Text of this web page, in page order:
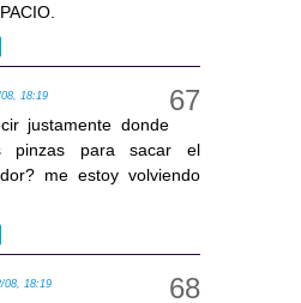
18:19
justamente donde
pinzas para sacar el
me estoy volviendo
08, 18:19